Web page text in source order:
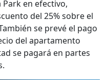
en efectivo,
del 25% sobre el
se prevé el pago
del apartamento
se pagará en partes